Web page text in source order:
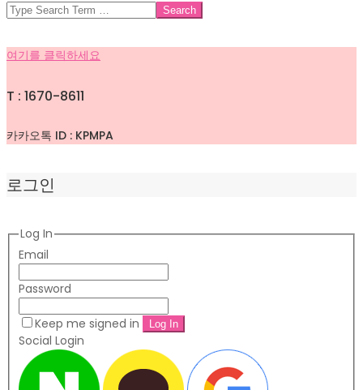
SEARCH
여기를 클릭하세요
T : 1670-8611
카카오톡 ID : KPMPA
로그인
Log In
Email
Password
Keep me signed in
Social Login